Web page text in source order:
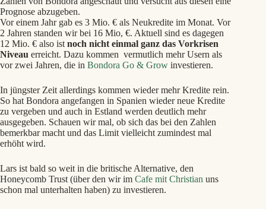
Prognose abzugeben.
Vor einem Jahr gab es 3 Mio. € als Neukredite im Monat. Vor
2 Jahren standen wir bei 16 Mio, €. Aktuell sind es dagegen
12 Mio. € also ist noch nicht einmal ganz das Vorkrisen
Niveau erreicht. Dazu kommen vermutlich mehr Usern als
vor zwei Jahren, die in Bondora Go & Grow investieren.
In jüngster Zeit allerdings kommen wieder mehr Kredite rein.
So hat Bondora angefangen in Spanien wieder neue Kredite
zu vergeben und auch in Estland werden deutlich mehr
ausgegeben. Schauen wir mal, ob sich das bei den Zahlen
bemerkbar macht und das Limit vielleicht zumindest mal
erhöht wird.
Lars ist bald so weit in die britische Alternative, den
Honeycomb Trust (über den wir im Cafe mit Christian uns
schon mal unterhalten haben) zu investieren.